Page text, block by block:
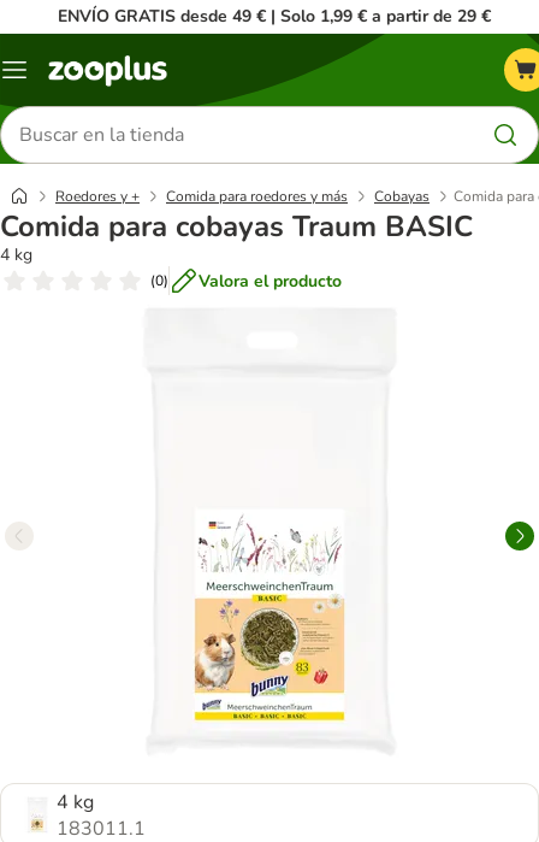
ENVÍO GRATIS desde 49 € | Solo 1,99 € a partir de 29 €
Menú
Buscar
productos
Roedores y + Comida para roedores y más Cobayas Comida para
Comida para cobayas Traum BASIC
4 kg
(0) Valora el producto
4 kg
183011.1